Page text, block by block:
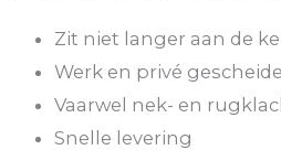
Zit niet langer aan de
Werk en privé
Vaarwel nek- en
Snelle levering